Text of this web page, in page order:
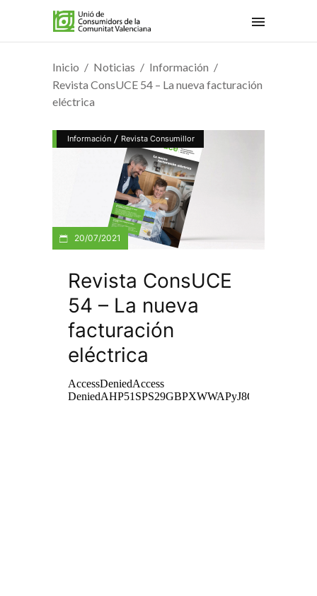
Inicio Noticias
Información
Revista ConsUCE 54 – La nueva facturación
eléctrica
Información / Revista Consumillor
20/07/2021
Revista ConsUCE
54 – La nueva
facturación
eléctrica